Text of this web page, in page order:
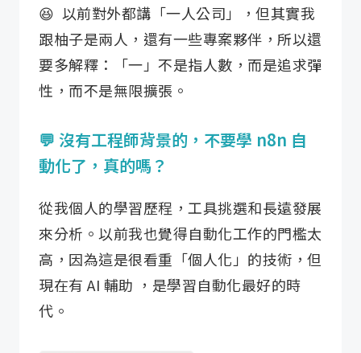
😆 ​ 以前對外都講「一人公司」，但其實我
跟柚子是兩人，還有一些專案夥伴，所以還
要多解釋：「一」不是指人數，而是追求彈
性，而不是無限擴張。
💬 沒有工程師背景的，不要學 n8n 自
動化了，真的嗎？
從我個人的學習歷程，工具挑選和長遠發展
來分析。以前我也覺得自動化工作的門檻太
高，因為這是很看重「個人化」的技術，但
現在有 AI 輔助 ，是學習自動化最好的時
代。